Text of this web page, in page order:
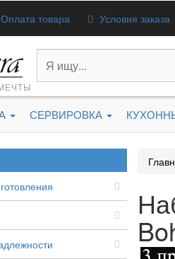
Оплата товара Условия заказа
СЕРВИРОВКА